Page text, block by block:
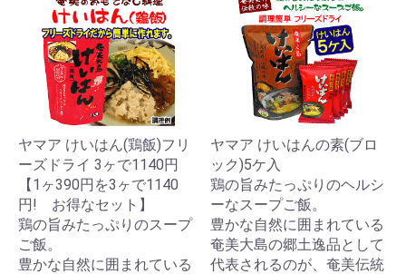
ヤマア けいはん(鶏飯)フリ
ーズドライ 3ヶで1140円
【1ヶ390円を3ヶで1140
円! お得なセット】
鶏の旨みたっぷりのスープ
ご飯。
豊かな自然に囲まれている
ヤマア けいはんの素(ブロ
ック)5ケ入
鶏の旨みたっぷりのヘルシ
ーなスープご飯。
豊かな自然に囲まれている
奄美大島の郷土逸品として
代表されるのが、奄美伝統